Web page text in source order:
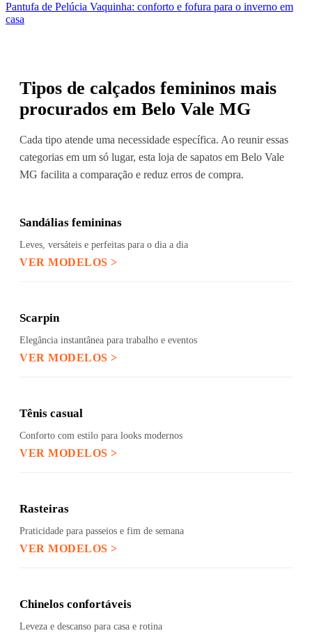
Pantufa de Pelúcia Vaquinha: conforto e fofura para o inverno em
casa
Tipos de calçados femininos mais
procurados em Belo Vale MG
Cada tipo atende uma necessidade específica. Ao reunir essas
categorias em um só lugar, esta loja de sapatos em Belo Vale
MG facilita a comparação e reduz erros de compra.
Sandálias femininas
Leves, versáteis e perfeitas para o dia a dia
VER MODELOS >
Scarpin
Elegância instantânea para trabalho e eventos
VER MODELOS >
Tênis casual
Conforto com estilo para looks modernos
VER MODELOS >
Rasteiras
Praticidade para passeios e fim de semana
VER MODELOS >
Chinelos confortáveis
Leveza e descanso para casa e rotina